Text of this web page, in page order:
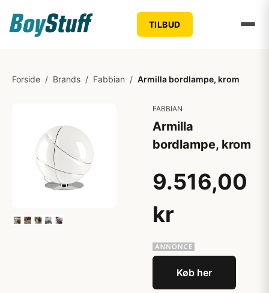
TILBUD
Forside / Brands / Fabbian / Armilla bordlampe, krom
FABBIAN
Armilla
bordlampe, krom
9.516,00
kr
Køb her